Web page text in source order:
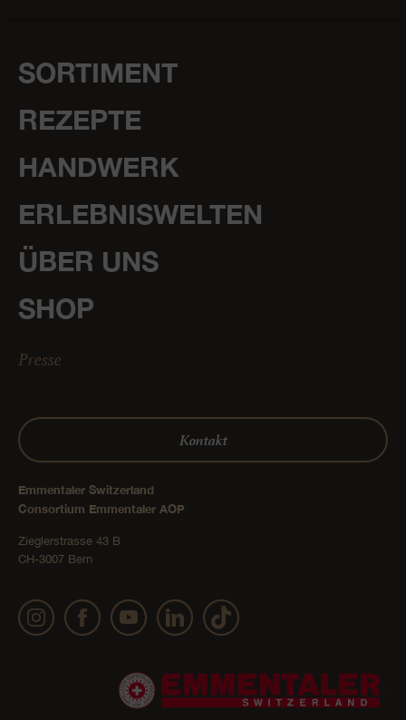
SORTIMENT
REZEPTE
HANDWERK
ERLEBNISWELTEN
ÜBER UNS
SHOP
Presse
Kontakt
Emmentaler Switzerland
Consortium Emmentaler AOP
Zieglerstrasse 43 B
CH-3007 Bern